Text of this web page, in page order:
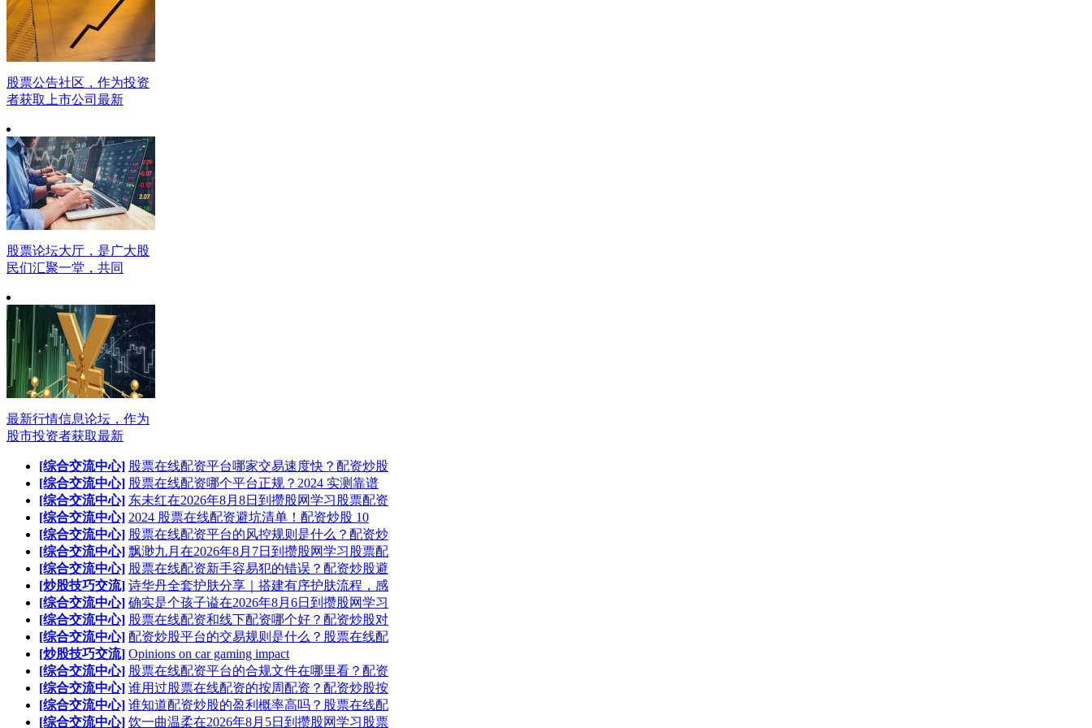
股票公告社区，作为投资
者获取上市公司最新
股票论坛大厅，是广大股
民们汇聚一堂，共同
最新行情信息论坛，作为
股市投资者获取最新
[综合交流中心] 股票在线配资平台哪家交易速度快？配资炒股
[综合交流中心] 股票在线配资哪个平台正规？2024 实测靠谱
[综合交流中心] 东未红在2026年8月8日到攒股网学习股票配资
[综合交流中心] 2024 股票在线配资避坑清单！配资炒股 10
[综合交流中心] 股票在线配资平台的风控规则是什么？配资炒
[综合交流中心] 飘渺九月在2026年8月7日到攒股网学习股票配
[综合交流中心] 股票在线配资新手容易犯的错误？配资炒股避
[炒股技巧交流] 诗华丹全套护肤分享｜搭建有序护肤流程，感
[综合交流中心] 确实是个孩子谥在2026年8月6日到攒股网学习
[综合交流中心] 股票在线配资和线下配资哪个好？配资炒股对
[综合交流中心] 配资炒股平台的交易规则是什么？股票在线配
[炒股技巧交流] Opinions on car gaming impact
[综合交流中心] 股票在线配资平台的合规文件在哪里看？配资
[综合交流中心] 谁用过股票在线配资的按周配资？配资炒股按
[综合交流中心] 谁知道配资炒股的盈利概率高吗？股票在线配
[综合交流中心] 饮一曲温柔在2026年8月5日到攒股网学习股票